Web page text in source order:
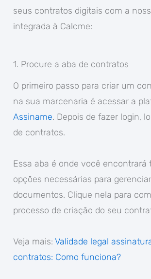
seus contratos digitais com a
integrada à Calcme:
1. Procure a aba de contratos
O primeiro passo para criar um
na sua marcenaria é acessar a
Assiname. Depois de fazer login,
de contratos.
Essa aba é onde você encontrará
opções necessárias para
documentos. Clique nela para
processo de criação do seu
Veja mais: Validade legal
contratos: Como funciona?